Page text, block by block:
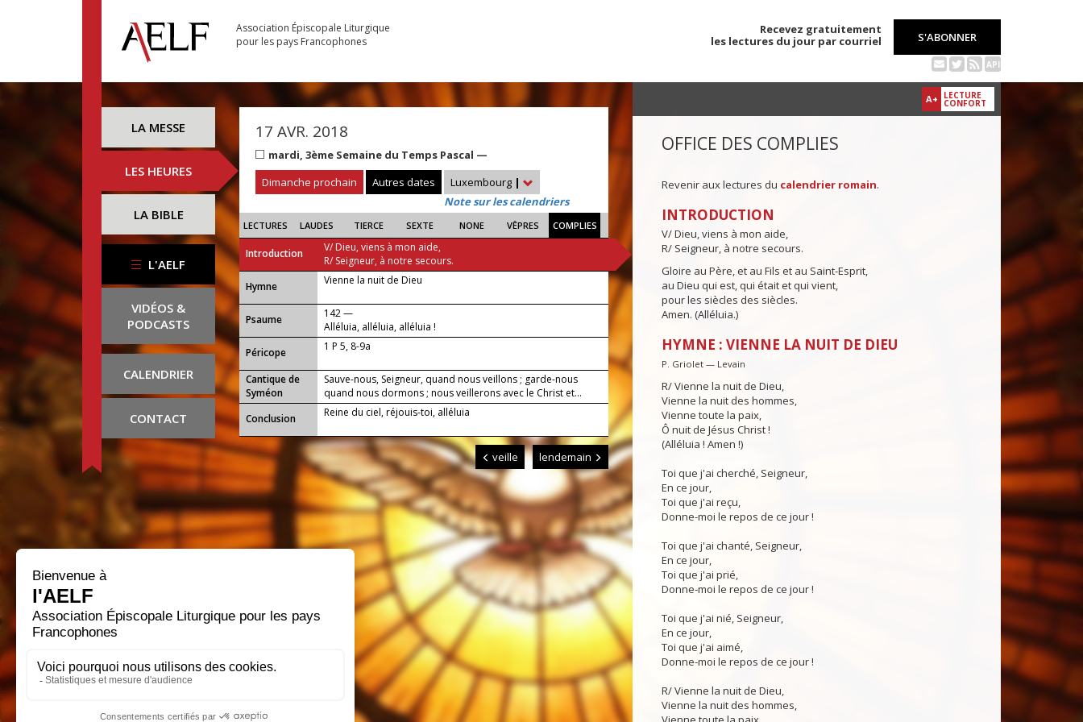
Association Épiscopale Liturgique
pour les pays Francophones
Recevez gratuitement
les lectures du jour par courriel
S'ABONNER
API
LA MESSE
LES HEURES
LA BIBLE
L'AELF
VIDÉOS &
PODCASTS
CALENDRIER
CONTACT
17 AVR. 2018
mardi, 3ème Semaine du Temps Pascal —
Dimanche prochain
Autres dates Luxembourg |
Note sur les calendriers
LECTURES LAUDES TIERCE SEXTE NONE VÊPRES COMPLIES
Introduction
V/ Dieu, viens à mon aide,
R/ Seigneur, à notre secours.
...
Hymne Vienne la nuit de Dieu
Psaume
142 —
Alléluia, alléluia, alléluia !
Péricope
1 P 5, 8-9a
Cantique de
Syméon
Sauve-nous, Seigneur, quand nous veillons ; garde-nous
quand nous dormons ; nous veillerons avec le Christ et...
Conclusion
Reine du ciel, réjouis-toi, alléluia
veille lendemain
A+ LECTURE
CONFORT
OFFICE DES COMPLIES
Revenir aux lectures du calendrier romain.
INTRODUCTION
V/ Dieu, viens à mon aide,
R/ Seigneur, à notre secours.
Gloire au Père, et au Fils et au Saint-Esprit,
au Dieu qui est, qui était et qui vient,
pour les siècles des siècles.
Amen. (Alléluia.)
HYMNE : VIENNE LA NUIT DE DIEU
P. Griolet — Levain
R/ Vienne la nuit de Dieu,
Vienne la nuit des hommes,
Vienne toute la paix,
Ô nuit de Jésus Christ !
(Alléluia ! Amen !)
Toi que j'ai cherché, Seigneur,
En ce jour,
Toi que j'ai reçu,
Donne-moi le repos de ce jour !
Toi que j'ai chanté, Seigneur,
En ce jour,
Toi que j'ai prié,
Donne-moi le repos de ce jour !
Toi que j'ai nié, Seigneur,
En ce jour,
Toi que j'ai aimé,
Donne-moi le repos de ce jour !
R/ Vienne la nuit de Dieu,
Vienne la nuit des hommes,